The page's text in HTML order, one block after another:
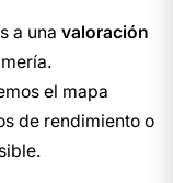
a una valoración
el mapa
de rendimiento o